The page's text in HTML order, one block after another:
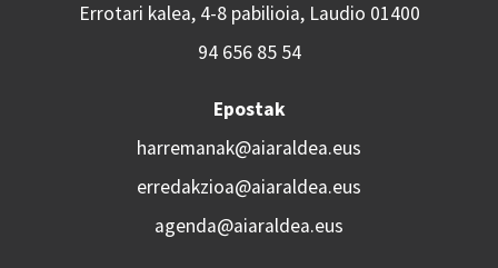
Errotari kalea, 4-8 pabilioia, Laudio 01400
94 656 85 54
Epostak
harremanak@aiaraldea.eus
erredakzioa@aiaraldea.eus
agenda@aiaraldea.eus